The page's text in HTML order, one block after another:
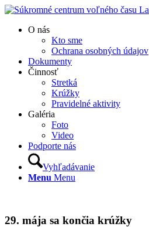
O nás
Kto sme
Ochrana osobných údajov
Dokumenty
Činnosť
Stretká
Krúžky
Pravidelné aktivity
Galéria
Foto
Video
Podporte nás
Vyhľadávanie
Menu Menu
29. mája sa končia krúžky